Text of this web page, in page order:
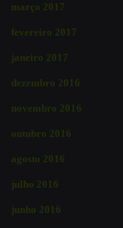
março 2017
fevereiro 2017
janeiro 2017
dezembro 2016
novembro 2016
outubro 2016
agosto 2016
julho 2016
junho 2016